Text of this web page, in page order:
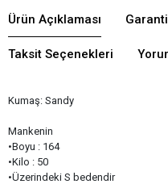
Ürün Açıklaması
Taksit Seçenekleri
Kumaş: Sandy
Mankenin
•Boyu : 164
•Kilo : 50
•Üzerindeki S bedendir